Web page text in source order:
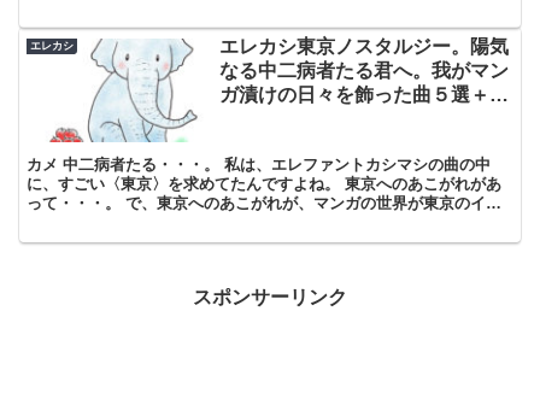
エレカシ
エレカシ東京ノスタルジー。陽気
なる中二病者たる君へ。我がマン
ガ漬けの日々を飾った曲５選＋
カメ 中二病者たる・・・。 私は、エレファントカシマシの曲の中
に、すごい〈東京〉を求めてたんですよね。 東京へのあこがれがあ
って・・・。 で、東京へのあこがれが、マンガの世界が東京のイメ
スポンサーリンク